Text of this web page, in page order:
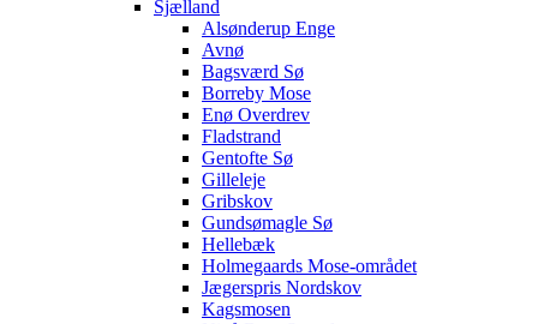
Sjælland
Alsønderup Enge
Avnø
Bagsværd Sø
Borreby Mose
Enø Overdrev
Fladstrand
Gentofte Sø
Gilleleje
Gribskov
Gundsømagle Sø
Hellebæk
Holmegaards Mose-området
Jægerspris Nordskov
Kagsmosen